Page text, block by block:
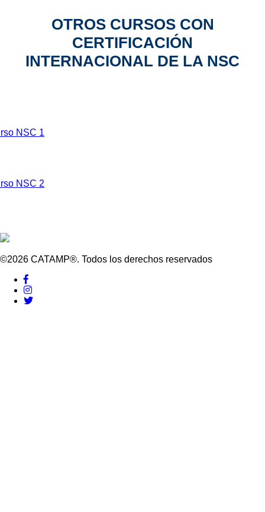
OTROS CURSOS CON
CERTIFICACIÓN
INTERNACIONAL DE LA NSC
©2026 CATAMP®. Todos los derechos reservados